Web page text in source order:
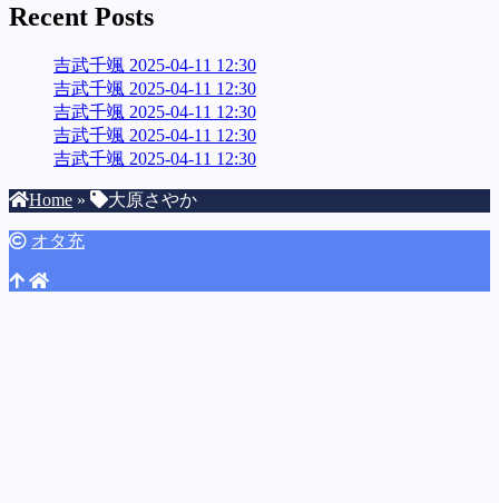
ブ
Recent Posts
吉武千颯 2025-04-11 12:30
吉武千颯 2025-04-11 12:30
吉武千颯 2025-04-11 12:30
吉武千颯 2025-04-11 12:30
吉武千颯 2025-04-11 12:30
Home » 大原さやか
オタ充